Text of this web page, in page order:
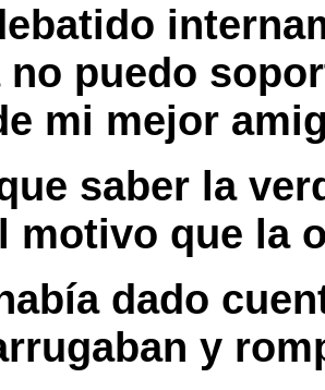
no puedo
mi mejor
saber la
motivo que la
dado
y